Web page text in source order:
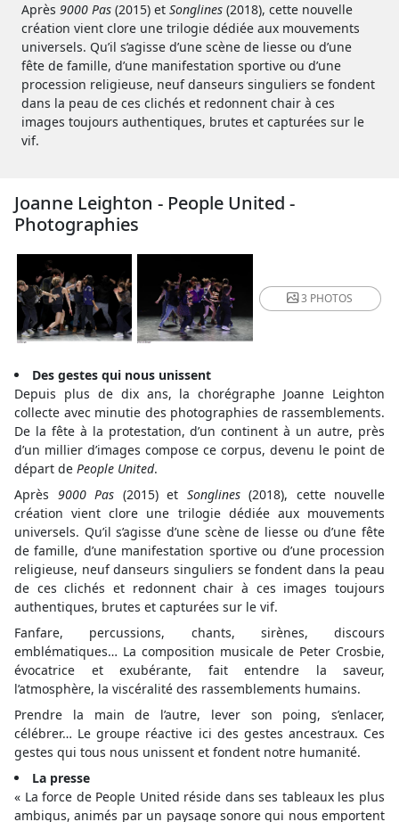
Après 9000 Pas (2015) et Songlines (2018), cette nouvelle
création vient clore une trilogie dédiée aux mouvements
universels. Qu’il s’agisse d’une scène de liesse ou d’une
fête de famille, d’une manifestation sportive ou d’une
procession religieuse, neuf danseurs singuliers se fondent
dans la peau de ces clichés et redonnent chair à ces
images toujours authentiques, brutes et capturées sur le
vif.
Joanne Leighton - People United -
Photographies
3 PHOTOS
Des gestes qui nous unissent
Depuis plus de dix ans, la chorégraphe Joanne Leighton
collecte avec minutie des photographies de rassemblements.
De la fête à la protestation, d’un continent à un autre, près
d’un millier d’images compose ce corpus, devenu le point de
départ de People United.
Après 9000 Pas (2015) et Songlines(2018), cette nouvelle
création vient clore une trilogie dédiée aux mouvements
universels. Qu’il s’agisse d’une scène de liesse ou d’une fête
de famille, d’une manifestation sportive ou d’une procession
religieuse, neuf danseurs singuliers se fondent dans la peau
de ces clichés et redonnent chair à ces images toujours
authentiques, brutes et capturées sur le vif.
Fanfare, percussions, chants, sirènes, discours
emblématiques… La composition musicale de Peter Crosbie,
évocatrice et exubérante, fait entendre la saveur,
l’atmosphère, la viscéralité des rassemblements humains.
Prendre la main de l’autre, lever son poing, s’enlacer,
célébrer… Le groupe réactive ici des gestes ancestraux. Ces
gestes qui tous nous unissent et fondent notre humanité.
La presse
« La force de People United réside dans ses tableaux les plus
ambigus, animés par un paysage sonore qui nous emportent